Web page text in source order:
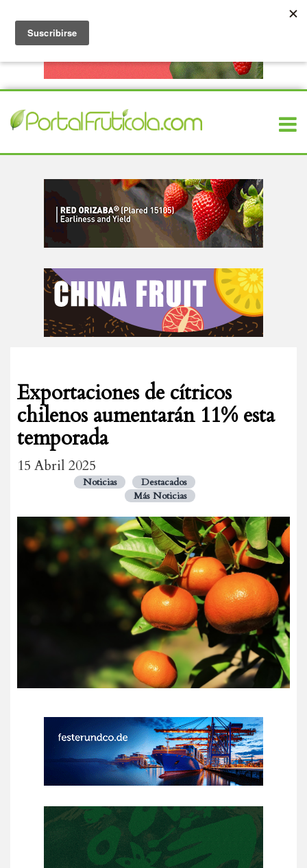
Exportaciones de cítricos
chilenos aumentarán 11% esta
temporada
15 Abril 2025
Noticias
Destacados
Más Noticias